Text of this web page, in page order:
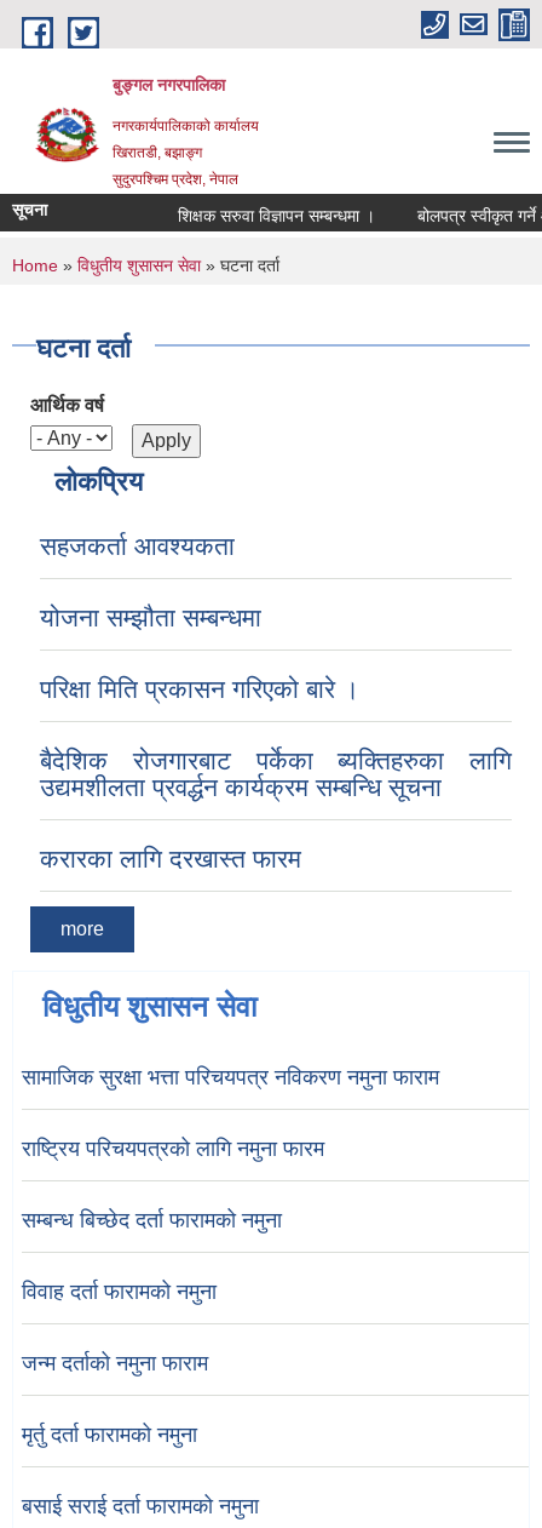
Skip to main content
बुङ्गल नगरपालिका
नगरकार्यपालिकाको कार्यालय
खिरातडी, बझाङ्ग
सुदुरपश्चिम प्रदेश, नेपाल
सूचना शिक्षक सरुवा विज्ञापन सम्बन्धमा । बोलपत्र स्वीकृत गर्ने
You are here
Home » विधुतीय शुसासन सेवा» घटना दर्ता
घटना दर्ता
आर्थिक वर्ष
लोकप्रिय
सहजकर्ता आवश्यकता
योजना सम्झौता सम्बन्धमा
परिक्षा मिति प्रकासन गरिएको बारे ।
बैदेशिक रोजगारबाट पर्केका ब्यक्तिहरुका लागि
उद्यमशीलता प्रवर्द्धन कार्यक्रम सम्बन्धि सूचना
करारका लागि दरखास्त फारम
more
विधुतीय शुसासन सेवा
सामाजिक सुरक्षा भत्ता परिचयपत्र नविकरण नमुना फाराम
राष्ट्रिय परिचयपत्रको लागि नमुना फारम
सम्बन्ध बिच्छेद दर्ता फारामको नमुना
विवाह दर्ता फारामको नमुना
जन्म दर्ताको नमुना फाराम
मृर्तु दर्ता फारामको नमुना
बसाई सराई दर्ता फारामको नमुना